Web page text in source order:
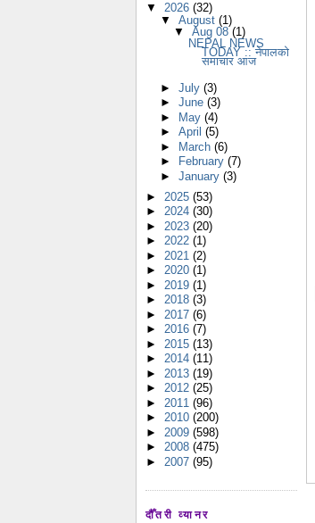
▼ 2026 (32)
▼ August (1)
▼Aug 08(1)
NEPAL NEWS
TODAY :: नेपालको
समाचार आज
► July (3)
► June (3)
► May (4)
► April (5)
► March (6)
►
February (7)
► January (3)
► 2025 (53)
► 2024 (30)
► 2023 (20)
► 2022 (1)
► 2021 (2)
► 2020 (1)
► 2019 (1)
► 2018 (3)
► 2017 (6)
► 2016 (7)
► 2015 (13)
► 2014 (11)
► 2013 (19)
► 2012 (25)
► 2011 (96)
► 2010 (200)
► 2009 (598)
► 2008 (475)
► 2007 (95)
दौँतरी व्यानर